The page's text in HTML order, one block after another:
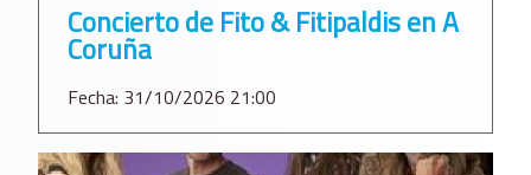
Concierto de Fito & Fitipaldis en A
Coruña
Fecha: 31/10/2026 21:00